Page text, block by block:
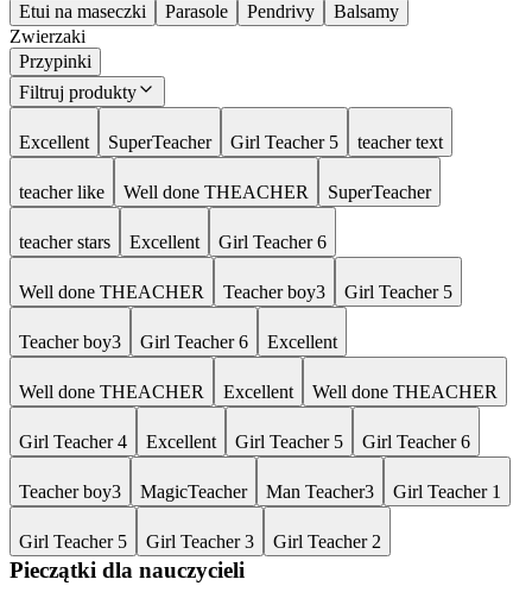
Etui na maseczki
Parasole Pendrivy
Balsamy
Zwierzaki
Przypinki
Filtruj produkty
Excellent SuperTeacher Girl Teacher 5 teacher text
teacher like Well done THEACHER SuperTeacher
teacher stars Excellent Girl Teacher 6
Well done THEACHER Teacher boy3 Girl Teacher 5
Teacher boy3 Girl Teacher 6 Excellent
Well done THEACHER Excellent Well done THEACHER
Girl Teacher 4 Excellent Girl Teacher 5 Girl Teacher 6
Teacher boy3 MagicTeacher Man Teacher3 Girl Teacher 1
Girl Teacher 5 Girl Teacher 3 Girl Teacher 2
Pieczątki dla nauczycieli